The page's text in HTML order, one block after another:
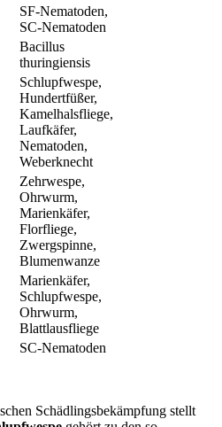
SF-Nematoden,
SC-Nematoden
Bacillus
thuringiensis
Schlupfwespe,
Hundertfüßer,
Kamelhalsfliege,
Laufkäfer,
Nematoden,
Weberknecht
Zehrwespe,
Ohrwurm,
Marienkäfer,
Florfliege,
Zwergspinne,
Blumenwanze
Marienkäfer,
Schlupfwespe,
Ohrwurm,
Blattlausfliege
SC-Nematoden
Schädlingsbekämpfung stellt